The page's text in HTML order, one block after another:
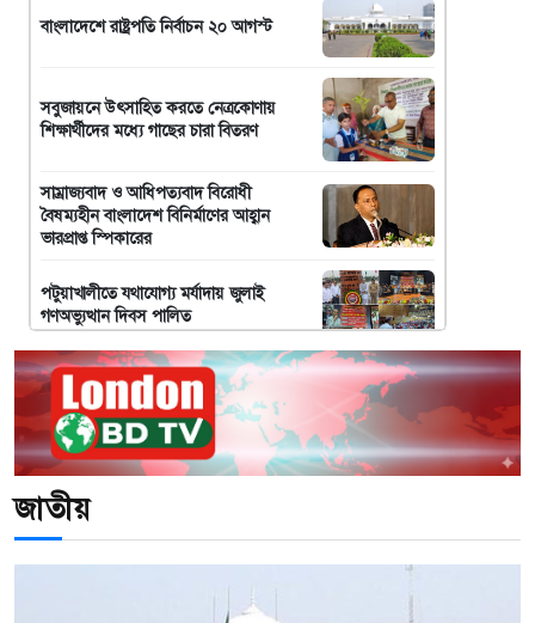
বাংলাদেশে রাষ্ট্রপতি নির্বাচন ২০ আগস্ট
সবুজায়নে উৎসাহিত করতে নেত্রকোণায়
শিক্ষার্থীদের মধ্যে গাছের চারা বিতরণ
সাম্রাজ্যবাদ ও আধিপত্যবাদ বিরোধী
বৈষম্যহীন বাংলাদেশ বিনির্মাণের আহ্বান
ভারপ্রাপ্ত স্পিকারের
পটুয়াখালীতে যথাযোগ্য মর্যাদায় জুলাই
গণঅভ্যুত্থান দিবস পালিত
হ্যারিঙ্গে কাউন্সিল উৎসবের প্রস্তুতি সভা
অনুষ্ঠিত!
লন্ডনে অবৈধ কর্মীদের বিরুদ্ধে বড়
অভিযান, এক বছরে গ্রেপ্তার ২,১৭২
মালয়েশিয়ায় তিন বাংলাদেশির রহস্যজনক
মৃত্যু, নিজেদের মধ্যে মারামারির দাবি
জাতীয়